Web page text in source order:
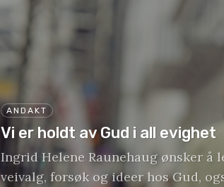
ANDAKT
Vi er holdt av Gud i all evighet
Ingrid Helene Raunehaug ønsker å
veivalg, forsøk og ideer hos Gud,